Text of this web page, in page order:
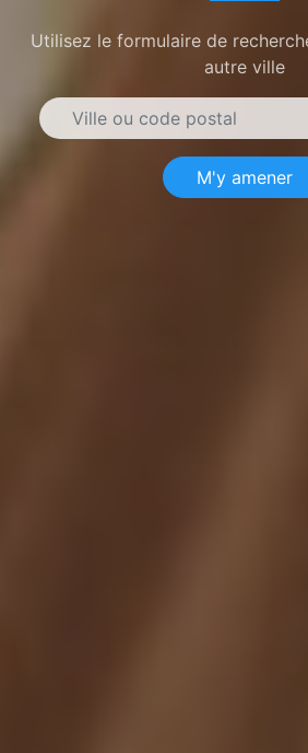
Utilisez le formulaire de
autre ville
M'y amener